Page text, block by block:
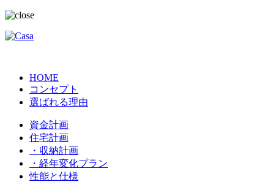
HOME
コンセプト
選ばれる理由
資金計画
住宅計画
・収納計画
・経年変化プラン
性能と仕様